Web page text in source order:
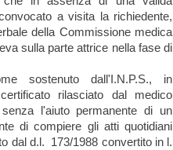
a visita la richiedente,
della Commissione medica
sulla parte attrice nella fase di
sostenuto dall'I.N.P.S., in
rilasciato dal medico
l'aiuto permanente di un
di compiere gli atti quotidiani
dal d.l. 173/1988 convertito in l.